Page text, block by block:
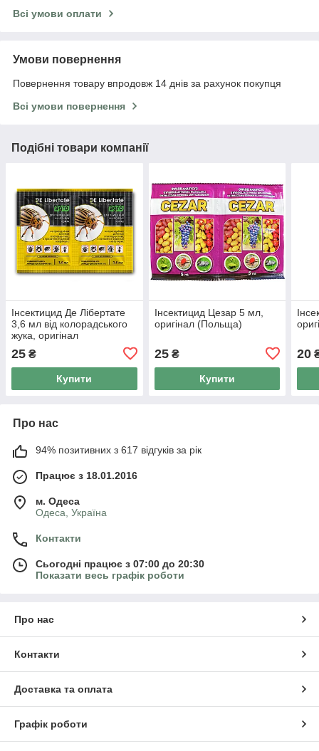
Всі умови оплати
Умови повернення
Повернення товару впродовж 14 днів за рахунок покупця
Всі умови повернення
Подібні товари компанії
Інсектицид Де Лібертате
3,6 мл від колорадського
жука, оригінал
25 ₴
Купити
Інсектицид Цезар 5 мл,
оригінал (Польща)
25₴
Купити
20
Про нас
94% позитивних з 617 відгуків за рік
Працює з 18.01.2016
м. Одеса
Одеса, Україна
Контакти
Сьогодні працює з 07:00 до 20:30
Показати весь графік роботи
Про нас
Контакти
Доставка та оплата
Графік роботи